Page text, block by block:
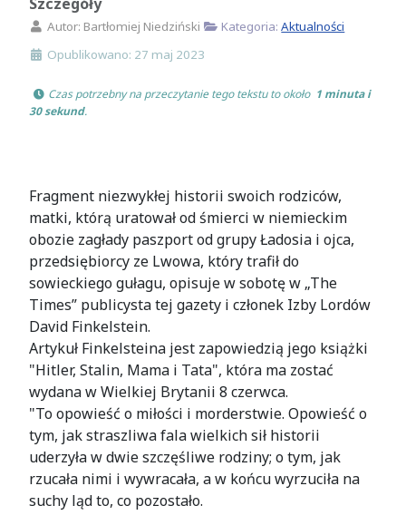
Autor: Bartłomiej Niedziński Kategoria:Aktualności
Opublikowano: 27 maj 2023
Czas potrzebny na przeczytanie tego tekstu to około 1 minuta i
30 sekund.
Fragment niezwykłej historii swoich rodziców,
matki, którą uratował od śmierci w niemieckim
obozie zagłady paszport od grupy Ładosia i ojca,
przedsiębiorcy ze Lwowa, który trafił do
sowieckiego gułagu, opisuje w sobotę w „The
Times” publicysta tej gazety i członek Izby Lordów
David Finkelstein.
Artykuł Finkelsteina jest zapowiedzią jego książki
"Hitler, Stalin, Mama i Tata", która ma zostać
wydana w Wielkiej Brytanii 8 czerwca.
"To opowieść o miłości i morderstwie. Opowieść o
tym, jak straszliwa fala wielkich sił historii
uderzyła w dwie szczęśliwe rodziny; o tym, jak
rzucała nimi i wywracała, a w końcu wyrzuciła na
suchy ląd to, co pozostało.